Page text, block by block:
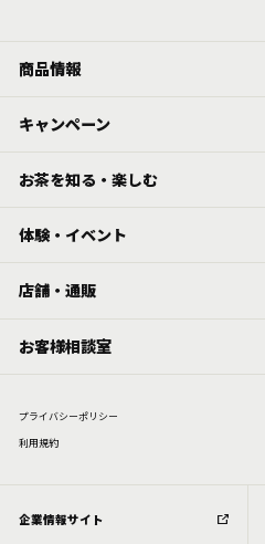
商品情報
キャンペーン
お茶を知る・楽しむ
体験・イベント
店舗・通販
お客様相談室
プライバシーポリシー
利⽤規約
企業情報サイト